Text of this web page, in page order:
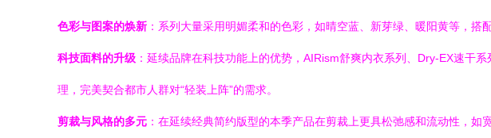
色彩与图案的焕新 ：系列大量采用明媚柔和的色彩，如晴空蓝、新芽绿、暖阳黄等，
科技面料的升级 ：延续品牌在科技功能上的优势，AIRism舒爽内衣系列、Dry-EX速干
理，完美契合都市人群对“轻装上阵”的需求。
剪裁与风格的多元 ：在延续经典简约版型的本季产品在剪裁上更具松弛感和流动性，